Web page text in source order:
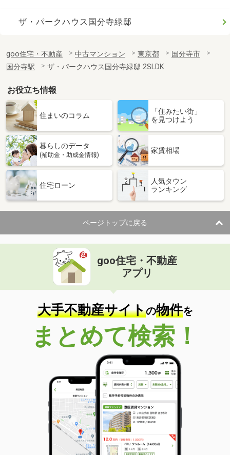
ザ・パークハウス国分寺緑邸
goo住宅・不動産 中古マンション 東京都
国分寺市
国分寺駅
ザ・パークハウス国分寺緑邸 2SLDK
お役立ち情報
住まいのコラム
「住みたい街」
を見つけよう
暮らしのデータ
(補助金・助成金情報)
家賃相場
住宅ローン
人気タウン
ランキング
ページトップに戻る
goo住宅・不動産
アプリ
大手不動産サイトの物件を
まとめて検索！